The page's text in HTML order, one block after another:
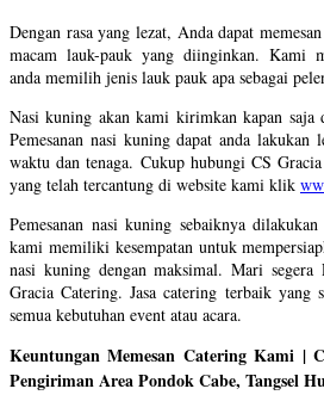
Dengan rasa yang lezat, Anda dapat
macam lauk-pauk yang diinginkan. Kami
anda memilih jenis lauk pauk apa sebagai
Nasi kuning akan kami kirimkan kapan saja
Pemesanan nasi kuning dapat anda lakukan
waktu dan tenaga. Cukup hubungi CS
yang telah tercantung di website kami klik
Pemesanan nasi kuning sebaiknya
kami memiliki kesempatan untuk
nasi kuning dengan maksimal. Mari
Gracia Catering. Jasa catering terbaik yang
semua kebutuhan event atau acara.
Keuntungan Memesan Catering Kami |
Pengiriman Area Pondok Cabe, Tangsel